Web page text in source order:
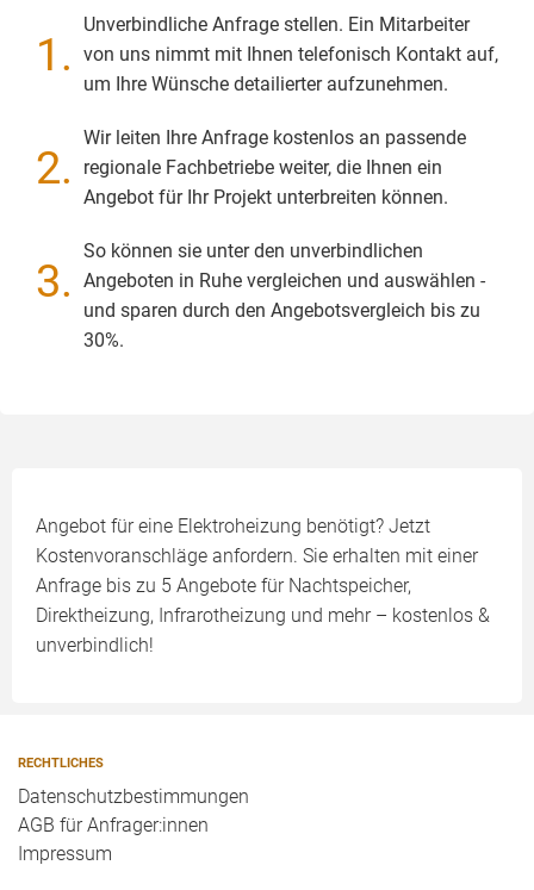
1.
Unverbindliche Anfrage stellen. Ein Mitarbeiter
von uns nimmt mit Ihnen telefonisch Kontakt auf,
um Ihre Wünsche detailierter aufzunehmen.
2.
Wir leiten Ihre Anfrage kostenlos an passende
regionale Fachbetriebe weiter, die Ihnen ein
Angebot für Ihr Projekt unterbreiten können.
3.
So können sie unter den unverbindlichen
Angeboten in Ruhe vergleichen und auswählen -
und sparen durch den Angebotsvergleich bis zu
30%.
Angebot für eine Elektroheizung benötigt? Jetzt
Kostenvoranschläge anfordern. Sie erhalten mit einer
Anfrage bis zu 5 Angebote für Nachtspeicher,
Direktheizung, Infrarotheizung und mehr – kostenlos &
unverbindlich!
RECHTLICHES
Datenschutzbestimmungen
AGB für Anfrager:innen
Impressum